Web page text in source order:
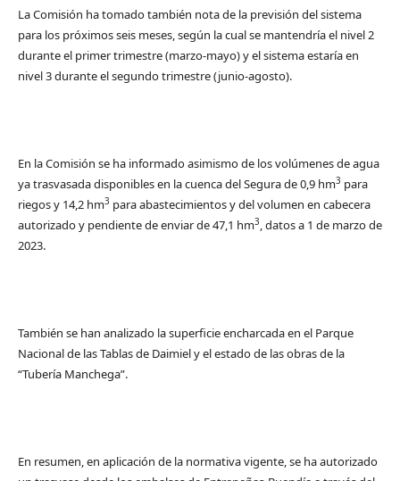
La Comisión ha tomado también nota de la previsión del sistema
para los próximos seis meses, según la cual se mantendría el nivel 2
durante el primer trimestre (marzo-mayo) y el sistema estaría en
nivel 3 durante el segundo trimestre (junio-agosto).
En la Comisión se ha informado asimismo de los volúmenes de agua
ya trasvasada disponibles en la cuenca del Segura de 0,9 hm3 para
riegos y 14,2 hm3 para abastecimientos y del volumen en cabecera
autorizado y pendiente de enviar de 47,1 hm3, datos a 1 de marzo de
2023.
También se han analizado la superficie encharcada en el Parque
Nacional de las Tablas de Daimiel y el estado de las obras de la
“Tubería Manchega”.
En resumen, en aplicación de la normativa vigente, se ha autorizado